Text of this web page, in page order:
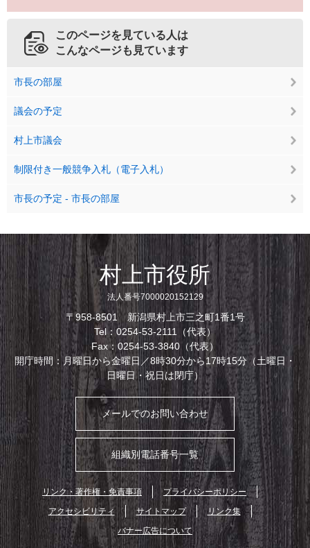
このページを見ている人は
こんなページも見ています
市長の部屋
議会の予定
村上市議会
制限付き一般競争入札（電子入札）
市長の予定 - 市長の部屋
村上市役所
法人番号7000020152129
〒958-8501 新潟県村上市三之町1番1号
Tel：0254-53-2111（代表）
Fax：0254-53-3840（代表）
開庁時間：月曜日から金曜日／8時30分から17時15分（土曜日・
日曜日・祝日は閉庁）
メールでのお問い合わせ
組織別電話番号一覧
リンク・著作権・免責事項
プライバシーポリシー
アクセシビリティ
サイトマップ
リンク集
バナー広告について